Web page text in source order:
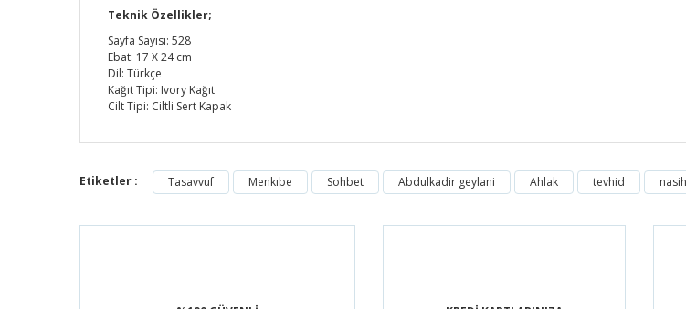
Teknik Özellikler;
Sayfa Sayısı: 528
Ebat: 17 X 24 cm
Dil: Türkçe
Kağıt Tipi: Ivory Kağıt
Cilt Tipi: Ciltli Sert Kapak
Etiketler : Tasavvuf Menkıbe Sohbet Abdulkadir geylani Ahlak tevhid